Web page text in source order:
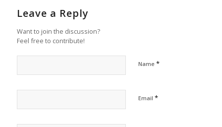
Leave a Reply
Want to join the discussion?
Feel free to contribute!
Name *
Email *